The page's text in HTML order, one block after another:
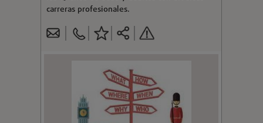
carreras profesionales.